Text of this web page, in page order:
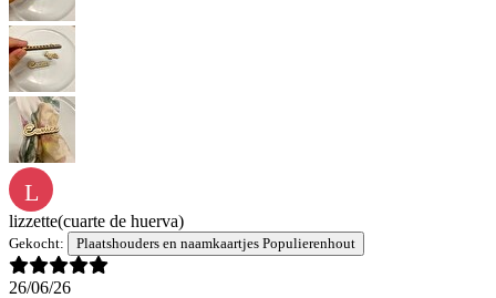
L
lizzette(cuarte de huerva)
Gekocht: Plaatshouders en naamkaartjes Populierenhout
26/06/26